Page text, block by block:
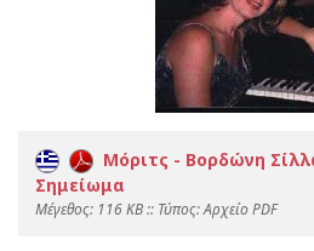
Μόριτς - Βορδώνη
Σημείωμα
Mέγεθος: 116 KB :: Τύπος: Αρχείο PDF